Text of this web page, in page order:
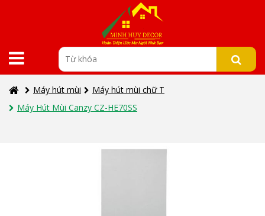
Máy hút mùi
Máy hút mùi chữ T
Máy Hút Mùi Canzy CZ-HE70SS